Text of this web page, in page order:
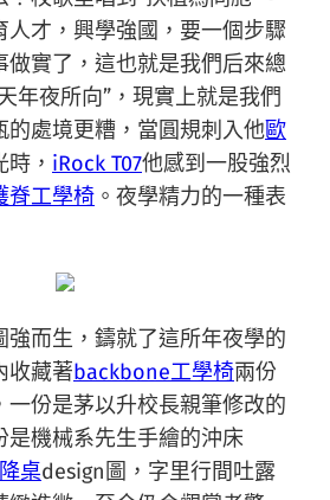
人才，興學強國，要一個步驟
做實了，這也就是我們后來總
年夜所向”，現實上就是我們
的處境更糟，當圓規刺入他歐
， iRock T07他感到一股強烈
脊工學椅 。夜學精力的一種表
強而生，鑄就了這所年夜學的
收藏著backbone工學椅兩份
一份是茅以升校長親筆修改的
是機械系先生手繪的沖床
桌design圖，字里行間吐露